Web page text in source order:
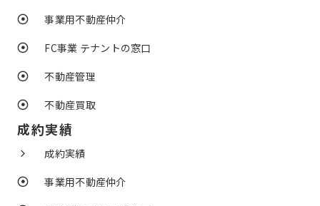
事業用不動産仲介
FC事業 テナントの窓口
不動産管理
不動産買取
成約実績
成約実績
事業用不動産仲介